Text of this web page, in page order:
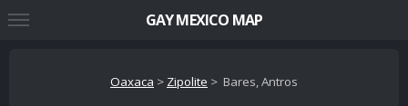
Oaxaca > Zipolite > Bares, Antros
GAY MEXICO MAP